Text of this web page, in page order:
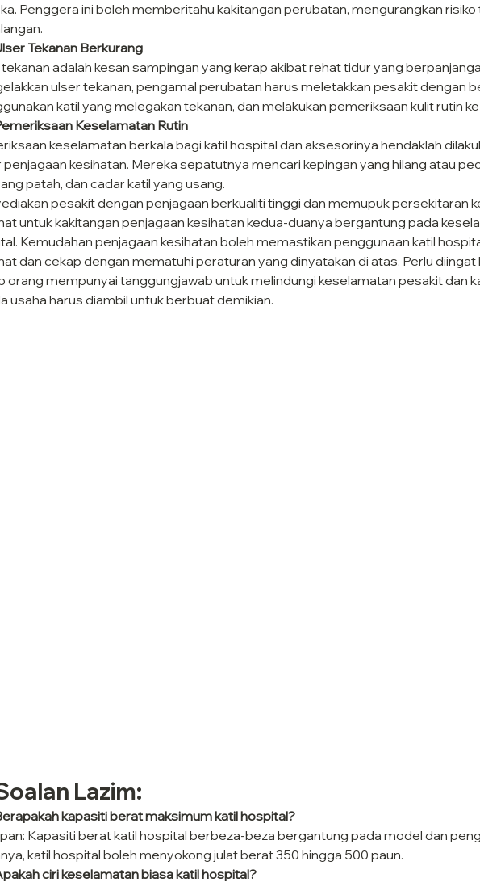
Penggera ini boleh memberitahu kakitangan perubatan, mengurangkan risiko
Tekanan Berkurang
adalah kesan sampingan yang kerap akibat rehat tidur yang
ulser tekanan, pengamal perubatan harus meletakkan pesakit dengan
katil yang melegakan tekanan, dan melakukan pemeriksaan kulit rutin
Keselamatan Rutin
keselamatan berkala bagi katil hospital dan aksesorinya hendaklah
penjagaan kesihatan. Mereka sepatutnya mencari kepingan yang hilang atau
patah, dan cadar katil yang usang.
pesakit dengan penjagaan berkualiti tinggi dan memupuk persekitaran
untuk kakitangan penjagaan kesihatan kedua-duanya bergantung pada
Kemudahan penjagaan kesihatan boleh memastikan penggunaan katil
dan cekap dengan mematuhi peraturan yang dinyatakan di atas. Perlu diingat
orang mempunyai tanggungjawab untuk melindungi keselamatan pesakit dan
usaha harus diambil untuk berbuat demikian.
Lazim:
kapasiti berat maksimum katil hospital?
Kapasiti berat katil hospital berbeza-beza bergantung pada model dan
katil hospital boleh menyokong julat berat 350 hingga 500 paun.
ciri keselamatan biasa katil hospital?